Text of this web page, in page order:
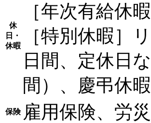
休
日・
休暇
［年次有給休
［特別休暇］
日間、定休日
間）、慶弔休
保険 雇用保険、労